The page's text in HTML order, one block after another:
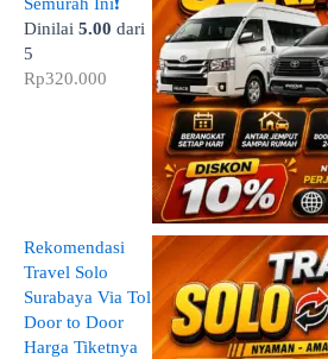
Dinilai 5.00 dari
5
Rp320.000
Rekomendasi
Travel Solo
Surabaya Via Tol
Door to Door
Harga Tiketnya